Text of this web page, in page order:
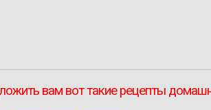
вам вот такие рецепты